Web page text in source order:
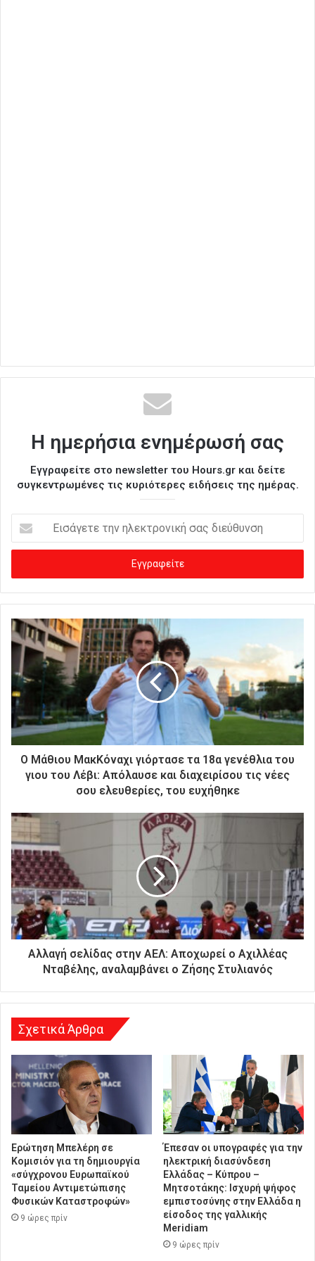
Η ημερήσια ενημέρωσή σας
Εγγραφείτε στο newsletter του Hours.gr και δείτε
συγκεντρωμένες τις κυριότερες ειδήσεις της ημέρας.
σ
γ
ε
ε
τ
λ
ε
κ
τ
κ
ή
σ
α
ς
δ
ι
ε
ύ
σ
Ο Μάθιου ΜακΚόναχι γιόρτασε τα 18α γενέθλια του
γιου του Λέβι: Απόλαυσε και διαχειρίσου τις νέες
σου ελευθερίες, του ευχήθηκε
Αλλαγή σελίδας στην ΑΕΛ: Αποχωρεί ο Αχιλλέας
Νταβέλης, αναλαμβάνει ο Ζήσης Στυλιανός
Σχετικά Άρθρα
Ερώτηση Μπελέρη σε
Κομισιόν για τη δημιουργία
«σύγχρονου Ευρωπαϊκού
Ταμείου Αντιμετώπισης
Φυσικών Καταστροφών»
9 ώρες πρίν
Έπεσαν οι υπογραφές για την
ηλεκτρική διασύνδεση
Ελλάδας – Κύπρου –
Μητσοτάκης: Ισχυρή ψήφος
εμπιστοσύνης στην Ελλάδα η
είσοδος της γαλλικής
Meridiam
9 ώρες πρίν